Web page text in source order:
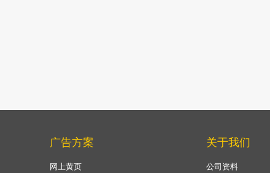
广告方案
网上黄页
关于我们
公司资料